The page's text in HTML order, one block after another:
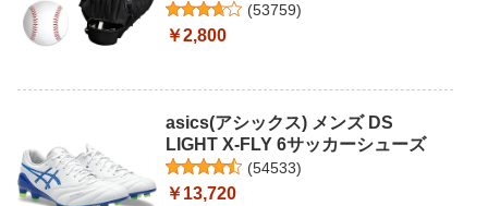
(53759)
￥2,800
asics(アシックス) メンズ DS
LIGHT X-FLY 6サッカーシューズ
(54533)
￥13,720